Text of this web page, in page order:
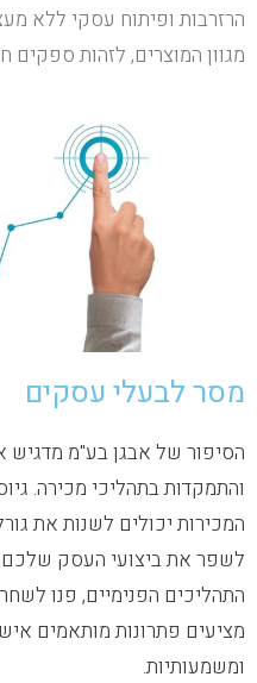
הרזרבות ופיתוח עסקי ללא
מגוון המוצרים, לזהות
מסר לבעלי עסקים
הסיפור של אבגן בע"מ מדגיש
והתמקדות בתהליכי מכירה.
המכירות יכולים לשנות את
לשפר את ביצועי העסק שלכם,
התהליכים הפנימיים, פנו
מציעים פתרונות מותאמים
ומשמעותיות.